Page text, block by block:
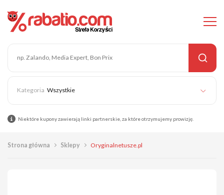
Wszystkie
Niektóre kupony zawierają linki partnerskie, za które otrzymujemy prowizję.
Strona główna Sklepy Oryginalnetusze.pl